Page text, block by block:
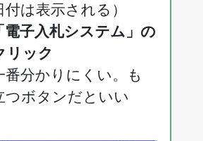
は表示される）
電子入札システム」の
リック
番分かりにくい。も
つボタンだといい